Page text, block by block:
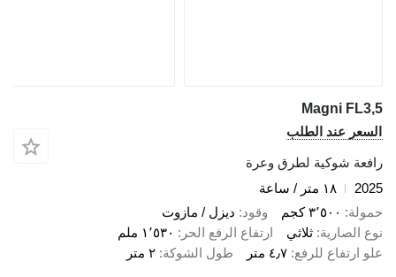
Magni FL3,5
السعر عند الطلب
رافعة شوكية لطرق وعرة
2025
١٨ متر / ساعة
حمولة
٣٬٥٠٠ كجم وقود ديزل / مازوت
نوع الصارية ثلاثي ارتفاع الرفع الحر
١٬٥٣٠ ملم
علو ارتفاع للرفع ٤٫٧ متر طول الشوكة ٢ متر